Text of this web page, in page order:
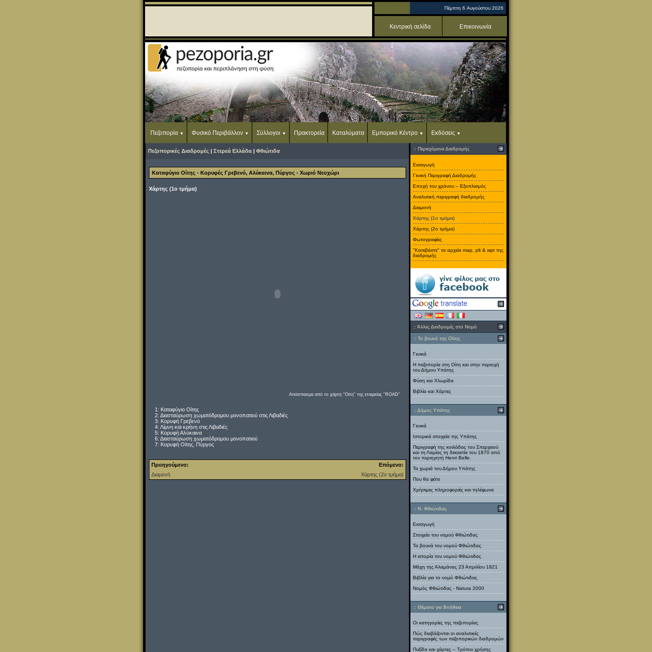
Πέμπτη 6 Αυγούστου 2026
Κεντρική σελίδα Επικοινωνία
Πεζοπορία Φυσικό Περιβάλλον Σύλλογοι Πρακτορεία Καταλύματα Εμπορικό Κέντρο Εκδόσεις
Πεζοπορικές Διαδρομές | Στερεά Ελλάδα | Φθιώτιδα
Καταφύγιο Οίτης - Κορυφές Γρεβενό, Αλύκαινα, Πύργος - Χωριό Νεοχώρι
Χάρτης (1ο τμήμα)
Απόσπασμα από το χάρτη ''Οίτη'' της εταιρείας ''ROAD''
1: Καταφύγιο Οίτης
2: Διασταύρωση χωματόδρομου μονοπατιού στις Λιβαδιές
3: Κορυφή Γρεβενό
4: Λίμνη και κρήνη στις Λιβαδιές
5: Κορυφή Αλύκαινα
6: Διασταύρωση χωματόδρομου μονοπατιού
7: Κορυφή Οίτης, Πύργος
Προηγούμενο:
Επόμενο:
Διαμονή
Χάρτης (2ο τμήμα)
:: Περιεχόμενα Διαδρομής
Εισαγωγή
Γενική Περιγραφή Διαδρομής
Εποχή του χρόνου – Εξοπλισμός
Αναλυτική περιγραφή διαδρομής
Διαμονή
Χάρτης (1ο τμήμα)
Χάρτης (2ο τμήμα)
Φωτογραφίες
"Κατεβάστε" τα αρχεία map, plt & wpt της
διαδρομής
:: Άλλες Διαδρομές στο Νομό
:: Το βουνό της Οίτης
Γενικά
Η πεζοπορία στη Οίτη και στην περιοχή
του Δήμου Υπάτης
Φύση και Χλωρίδα
Βιβλία και Χάρτες
:: Δήμος Υπάτης
Γενικά
Ιστορικά στοιχεία της Υπάτης
Περιγραφή της κοιλάδας του Σπερχειού
και τη Λαμίας τη δεκαετία του 1870 από
τον περιηγητή Henri Belle.
Τα χωριά του Δήμου Υπάτης
Που θα φάτε
Χρήσιμες πληροφοριές και τηλέφωνα
:: Ν. Φθιώτιδας
Εισαγωγή
Στοιχεία του νομού Φθιώτιδας
Τα βουνά του νομού Φθιώτιδας
Η ιστορία του νομού Φθιώτιδας
Μάχη της Αλαμάνας 23 Απριλίου 1821
Βιβλία για το νομό Φθιώτιδας
Νομός Φθιώτιδας - Natura 2000
:: Θέματα για Βοήθεια
Οι κατηγορίες της πεζοπορίας
Πώς διαβάζονται οι αναλυτικές
περιγραφές των πεζοπορικών διαδρομών
Πυξίδα και χάρτες – Τρόποι χρήσης